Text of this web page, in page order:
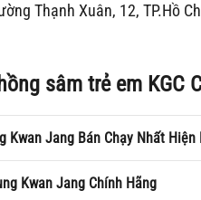
Thạnh Xuân, 12, TP.Hồ
sâm trẻ em KGC
Kwan Jang Bán Chạy Nhất Hiện
Kwan Jang Chính Hãng